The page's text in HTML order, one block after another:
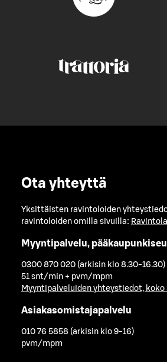
Ota yhteyttä
Yksittäisten ravintoloiden
ravintoloiden omilla sivuilla:
Myyntipalvelu,
0300 870 020 (arkisin klo 8.30-16.30)
51 snt/min + pvm/mpm
Myyntipalveluiden yhteystiedot, koko
Asiakasomistajapalvelu
010 76 5858 (arkisin klo 9-16)
pvm/mpm